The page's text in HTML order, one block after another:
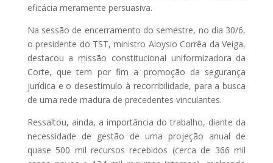
eficácia meramente persuasiva.
Na sessão de encerramento do semestre, no dia 30/6,
o presidente do TST, ministro Aloysio Corrêa da Veiga,
destacou a missão constitucional uniformizadora da
Corte, que tem por fim a promoção da segurança
jurídica e o desestímulo à recorribilidade, para a busca
de uma rede madura de precedentes vinculantes.
Ressaltou, ainda, a importância do trabalho, diante da
necessidade de gestão de uma projeção anual de
quase 500 mil recursos recebidos (cerca de 366 mil